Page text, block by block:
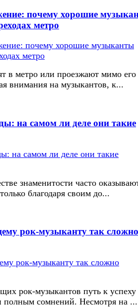
почему хорошие
метро
в метро или проезжают мимо его
внимания на музыкантов, к...
на самом ли деле они такие
знаменитости часто
благодаря своим до...
рок-музыканту так сложно
рок-музыкантов путь к успеху
полным сомнений. Несмотря на ...